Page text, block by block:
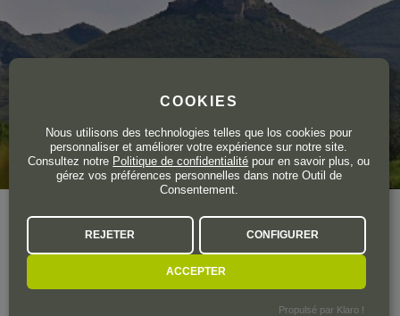
La pasión por la viticultura tradicional y la conciencia ecológica
son los sellos de identidad de esta bodega riojana, cuyo punto
de referencia se encuentra en las generaciones pasadas.
COOKIES
Nous utilisons des technologies telles que los cookies pour
personnaliser et améliorer votre expérience sur notre site.
Consultez notre Politique de confidentialité pour en savoir plus, ou
gérez vos préférences personnelles dans notre Outil de
Consentement.
REJETER CONFIGURER
ACCEPTER
Propulsé par Klaro !